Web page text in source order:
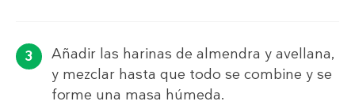
Añadir las harinas de almendra y avellana,
y mezclar hasta que todo se combine y se
forme una masa húmeda.